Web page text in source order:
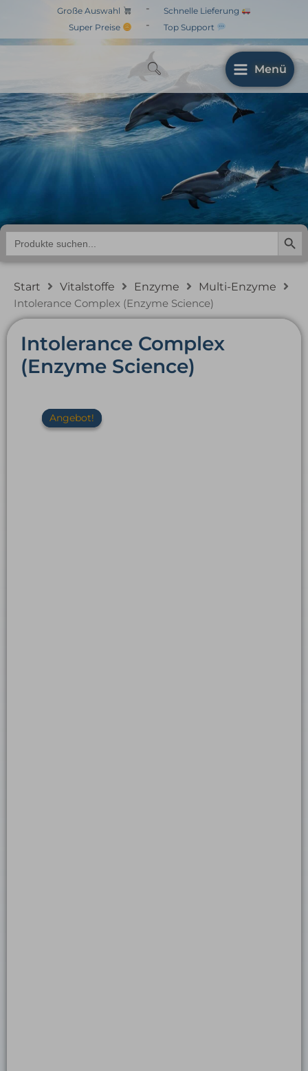
springen
Große Auswahl
Super Preise
-
-
Schnelle Lieferung
Top Support
Menü
Intolerance Complex
(Enzyme Science)
Search
for:
Search
Start Vitalstoffe Enzyme Multi-Enzyme
Intolerance Complex (Enzyme Science)
Intolerance Complex
(Enzyme Science)